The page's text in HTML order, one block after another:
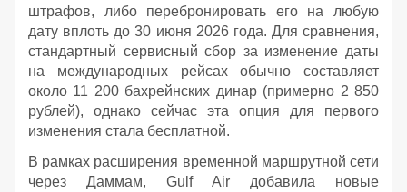
штрафов, либо перебронировать его на любую
дату вплоть до 30 июня 2026 года. Для сравнения,
стандартный сервисный сбор за изменение даты
на международных рейсах обычно составляет
около 11 200 бахрейнских динар (примерно 2 850
рублей), однако сейчас эта опция для первого
изменения стала бесплатной.
В рамках расширения временной маршрутной сети
через Даммам, Gulf Air добавила новые